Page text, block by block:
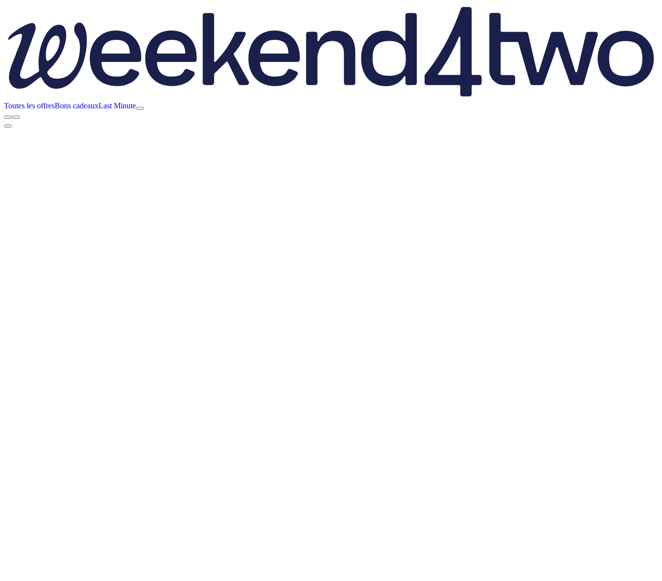
Toutes les offresBons cadeauxLast Minute